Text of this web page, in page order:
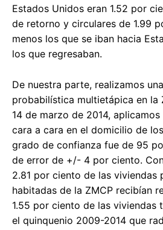
Estados Unidos eran 1.52 por
de retorno y circulares de 1.99
menos los que se iban hacia
los que regresaban.
De nuestra parte, realizamos
probabilística multietápica en la
14 de marzo de 2014,
cara a cara en el domicilio de
grado de confianza fue de 95
de error de +/- 4 por ciento.
2.81 por ciento de las viviendas
habitadas de la ZMCP recibían
1.55 por ciento de las viviendas
el quinquenio 2009-2014 que